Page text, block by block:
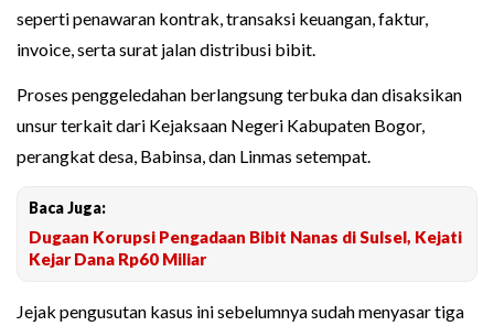
seperti penawaran kontrak, transaksi keuangan, faktur,
invoice, serta surat jalan distribusi bibit.
Proses penggeledahan berlangsung terbuka dan disaksikan
unsur terkait dari Kejaksaan Negeri Kabupaten Bogor,
perangkat desa, Babinsa, dan Linmas setempat.
Baca Juga:
Dugaan Korupsi Pengadaan Bibit Nanas di Sulsel, Kejati
Kejar Dana Rp60 Miliar
Jejak pengusutan kasus ini sebelumnya sudah menyasar tiga